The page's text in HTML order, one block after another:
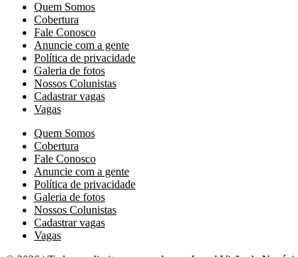
Quem Somos
Cobertura
Fale Conosco
Anuncie com a gente
Política de privacidade
Galeria de fotos
Nossos Colunistas
Cadastrar vagas
Vagas
Quem Somos
Cobertura
Fale Conosco
Anuncie com a gente
Política de privacidade
Galeria de fotos
Nossos Colunistas
Cadastrar vagas
Vagas